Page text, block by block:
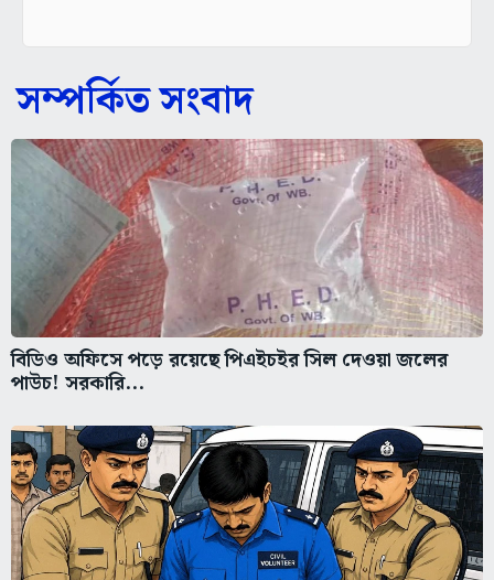
সম্পর্কিত সংবাদ
বিডিও অফিসে পড়ে রয়েছে পিএইচইর সিল দেওয়া জলের
পাউচ! সরকারি...